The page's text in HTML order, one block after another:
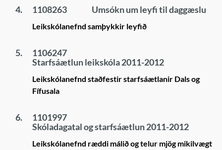
4. 1108263 Umsókn um leyfi til daggæslu
Leikskólanefnd samþykkir leyfið
5.
1106247
Starfsáætlun leikskóla 2011-2012
Leikskólanefnd staðfestir starfsáætlanir Dals og
Fífusala
6.
1101997
Skóladagatal og starfsáætlun 2011-2012
Leikskólanefnd ræddi málið og telur mjög mikilvægt